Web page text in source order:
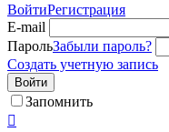
ВойтиРегистрация
E-mail
ПарольЗабыли пароль?
Создать учетную запись
Войти
Запомнить
